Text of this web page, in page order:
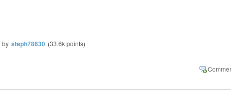
by steph78630 (33.6kpoints)